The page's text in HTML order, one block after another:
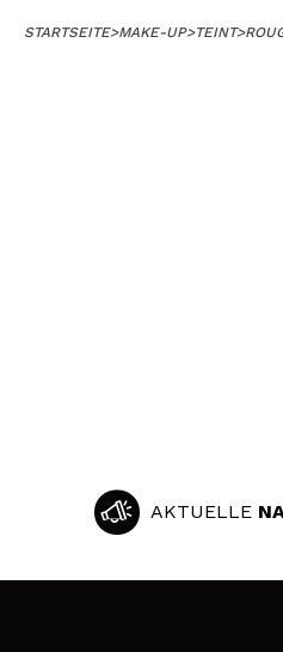
STARTSEITE>MAKE-UP>TEINT>
AKTUELLE